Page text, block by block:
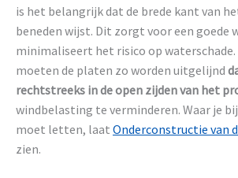
is het belangrijk dat de brede kant van
beneden wijst. Dit zorgt voor een goede
minimaliseert het risico op waterschade.
moeten de platen zo worden uitgelijnd
rechtstreeks in de open zijden van het
windbelasting te verminderen. Waar je
moet letten, laat Onderconstructie van
zien.